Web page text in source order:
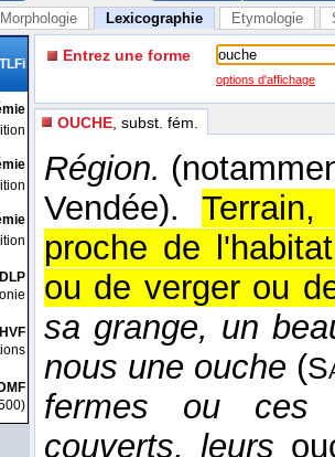
Morphologie Lexicographie Etymologie
TLFi
DMF
Entrez une forme
options d'affichage
OUCHE , subst. fém.
Région.
Vendée).
proche de
ou de verger ou
sa grange, un
nous une ouche (
fermes ou ces
couverts, leurs